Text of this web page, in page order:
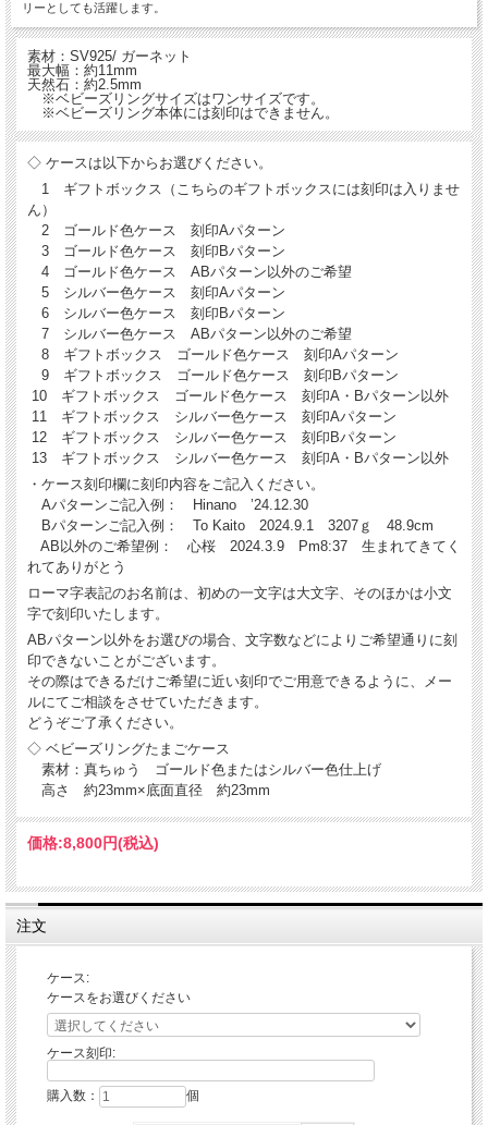
リーとしても活躍します。
素材：SV925/ ガーネット
最大幅：約11mm
天然石：約2.5mm
※ベビーズリングサイズはワンサイズです。
※ベビーズリング本体には刻印はできません。
◇ ケースは以下からお選びください。
1 ギフトボックス（こちらのギフトボックスには刻印は入りませ
ん）
2 ゴールド色ケース 刻印Aパターン
3 ゴールド色ケース 刻印Bパターン
4 ゴールド色ケース ABパターン以外のご希望
5 シルバー色ケース 刻印Aパターン
6 シルバー色ケース 刻印Bパターン
7 シルバー色ケース ABパターン以外のご希望
8 ギフトボックス ゴールド色ケース 刻印Aパターン
9 ギフトボックス ゴールド色ケース 刻印Bパターン
10 ギフトボックス ゴールド色ケース 刻印A・Bパターン以外
11 ギフトボックス シルバー色ケース 刻印Aパターン
12 ギフトボックス シルバー色ケース 刻印Bパターン
13 ギフトボックス シルバー色ケース 刻印A・Bパターン以外
・ケース刻印欄に刻印内容をご記入ください。
Aパターンご記入例： Hinano ’24.12.30
Bパターンご記入例： To Kaito 2024.9.1 3207ｇ 48.9cm
AB以外のご希望例： 心桜 2024.3.9 Pm8:37 生まれてきてく
れてありがとう
ローマ字表記のお名前は、初めの一文字は大文字、そのほかは小文
字で刻印いたします。
ABパターン以外をお選びの場合、文字数などによりご希望通りに刻
印できないことがございます。
その際はできるだけご希望に近い刻印でご用意できるように、メー
ルにてご相談をさせていただきます。
どうぞご了承ください。
◇ ベビーズリングたまごケース
素材：真ちゅう ゴールド色またはシルバー色仕上げ
高さ 約23mm×底面直径 約23mm
価格:8,800円(税込)
注文
ケース:
ケースをお選びください
ケース刻印:
購入数： 個